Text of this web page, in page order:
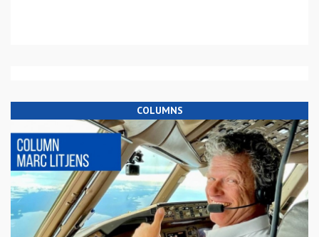
COLUMNS